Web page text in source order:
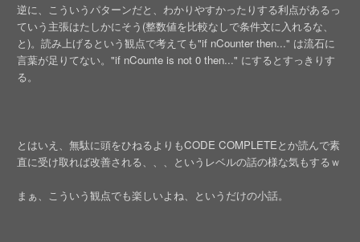
逆に、こういうパターンだと、わかりやすかったりする利点があるっ
ていう主張はたしかにそう(整数値を比較なしで条件文に入れるな、
と)。読み上げるという観点で考えても"if nCounter then..." は流石に
言葉が足りてない。"if nCounte is not 0 then..." にするとすっきりす
る。
とはいえ、無駄に頭をひねるよりもCODE COMPLETEとか読んで素
直に受け取れば改善される、、、というレベルの話の様な気もするｗ
まぁ、こういう観点でも楽しいよね、というだけの小話。